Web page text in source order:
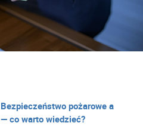
Bezpieczeństwo pożarowe a
co warto wiedzieć?